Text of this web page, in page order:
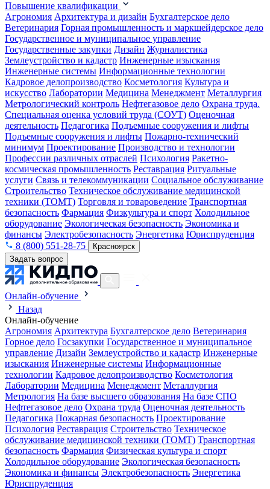
Повышение квалификации
Агрономия Архитектура и дизайн Бухгалтерское дело
Ветеринария Горная промышленность и маркшейдерское дело
Государственное и муниципальное управление
Государственные закупки Дизайн Журналистика
Землеустройство и кадастр Инженерные изыскания
Инженерные системы Информационные технологии
Кадровое делопроизводство Косметология Культура и
искусство Лаборатории Медицина Менеджмент Металлургия
Метрологический контроль Нефтегазовое дело Охрана труда.
Специальная оценка условий труда (СОУТ) Оценочная
деятельность Педагогика Подъемные сооружения и лифты
Подъемные сооружения и лифты Пожарно-технический
минимум Проектирование Производство и технологии
Профессии различных отраслей Психология Ракетно-
космическая промышленность Реставрация Ритуальные
услуги Связь и телекоммуникации Социальное обслуживание
Строительство Техническое обслуживание медицинской
техники (ТОМТ) Торговля и товароведение Транспортная
безопасность Фармация Физкультура и спорт Холодильное
оборудование Экологическая безопасность Экономика и
финансы Электробезопасность Энергетика Юриспруденция
8 (800) 551-28-75
Красноярск
Задать вопрос
Онлайн-обучение
Назад
Онлайн-обучение
Агрономия Архитектура Бухгалтерское дело Ветеринария
Горное дело Госзакупки Государственное и муниципальное
управление Дизайн Землеустройство и кадастр Инженерные
изыскания Инженерные системы Информационные
технологии Кадровое делопроизводство Косметология
Лаборатории Медицина Менеджмент Металлургия
Метрология На базе высшего образования На базе СПО
Нефтегазовое дело Охрана труда Оценочная деятельность
Педагогика Пожарная безопасность Проектирование
Психология Реставрация Строительство Техническое
обслуживание медицинской техники (ТОМТ) Транспортная
безопасность Фармация Физическая культура и спорт
Холодильное оборудование Экологическая безопасность
Экономика и финансы Электробезопасность Энергетика
Юриспруденция